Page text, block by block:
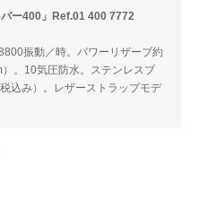
ー400」Ref.01 400 7772
振動／時。パワーリザーブ約
。10気圧防水。ステンレスブ
込み）。レザーストラップモデ